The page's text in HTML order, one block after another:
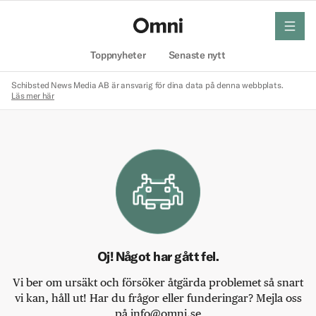
Toppnyheter Senaste nytt
meny
Schibsted News Media AB är ansvarig för dina data på denna webbplats.
Läs mer här
Oj! Något har gått fel.
Vi ber om ursäkt och försöker åtgärda problemet så snart
vi kan, håll ut! Har du frågor eller funderingar? Mejla oss